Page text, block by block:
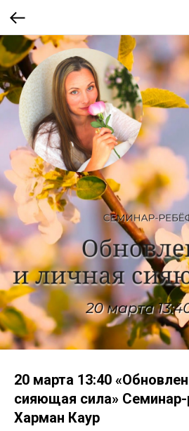
20 марта 13:40
сияющая сила» Семинар-
Харман Каур